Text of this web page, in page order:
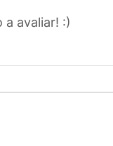
a avaliar! :)